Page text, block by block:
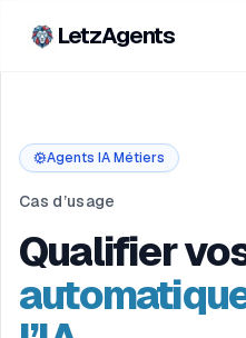
LetzAgents
Agents IA Métiers
Cas d’usage
Qualifier